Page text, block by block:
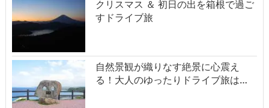
クリスマス ＆ 初日の出を箱根で過ご
すドライブ旅
自然景観が織りなす絶景に心震え
る！大人のゆったりドライブ旅は…